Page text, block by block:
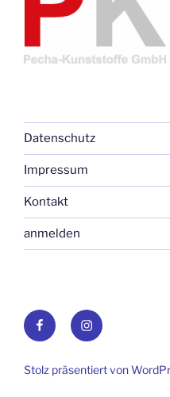
Datenschutz
Impressum
Kontakt
anmelden
FacebookInstagram
Stolz präsentiert von